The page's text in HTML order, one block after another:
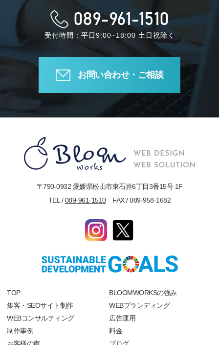
089-961-1510
受付時間：平日9:00~18:00 土日祝除く
お問い合わせ・ご相談
〒790-0932 愛媛県松山市東石井6丁目3番15号 1F
TEL /089-961-1510FAX / 089-958-1682
TOP
BLOOMWORKSの強み
集客・SEOサイト制作
WEBブランディング
WEBコンサルティング
広告運用
制作事例
料金